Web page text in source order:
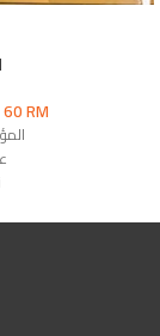
60RM